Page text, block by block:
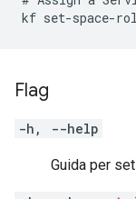
Flag
-h, --help
Guida per